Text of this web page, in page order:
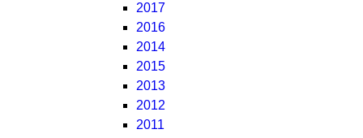
2017
2016
2014
2015
2013
2012
2011